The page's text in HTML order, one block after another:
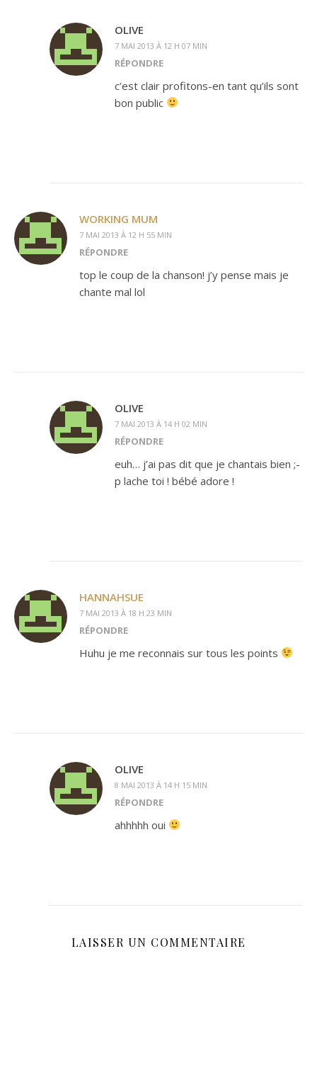
OLIVE
7 MAI 2013 À 12 H 07 MIN
RÉPONDRE
c’est clair profitons-en tant qu’ils sont
bon public
WORKING MUM
7 MAI 2013 À 12 H 55 MIN
RÉPONDRE
top le coup de la chanson! j’y pense mais je
chante mal lol
OLIVE
7 MAI 2013 À 14 H 02 MIN
RÉPONDRE
euh… j’ai pas dit que je chantais bien ;-
p lache toi ! bébé adore !
HANNAHSUE
7 MAI 2013 À 18 H 23 MIN
RÉPONDRE
Huhu je me reconnais sur tous les points
OLIVE
8 MAI 2013 À 14 H 15 MIN
RÉPONDRE
ahhhhh oui
LAISSER UN COMMENTAIRE